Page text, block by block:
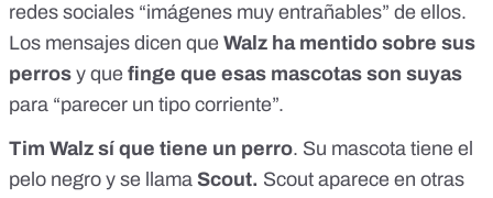
redes sociales “imágenes muy entrañables” de ellos.
Los mensajes dicen que Walz ha mentido sobre sus
perros y que finge que esas mascotas son suyas
para “parecer un tipo corriente”.
Tim Walz sí que tiene un perro. Su mascota tiene el
pelo negro y se llama Scout. Scout aparece en otras